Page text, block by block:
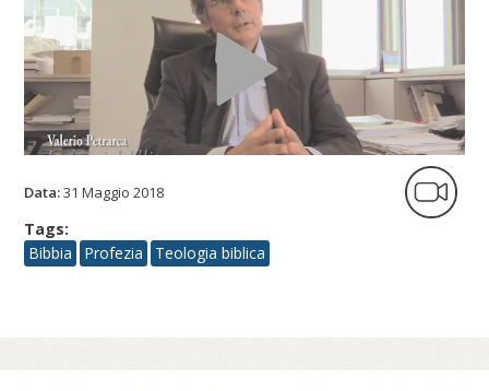
Data:31 Maggio 2018
Tags:
Bibbia
Profezia Teologia biblica